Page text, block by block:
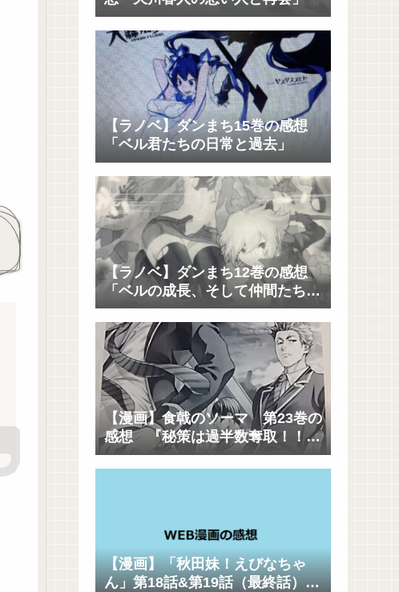
【ラノベ】ダンまち15巻の感想
「ベル君たちの日常と過去」
【ラノベ】ダンまち12巻の感想
「ベルの成長、そして仲間たちの
成長」
【漫画】食戟のソーマ 第23巻の
感想 『秘策は過半数奪取！！そ
して創真の父城一郎が遠月を去っ
た理由とは？』
【漫画】「秋田妹！えびなちゃ
ん」第18話&第19話（最終話）の